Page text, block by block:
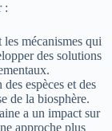
:
mécanismes qui
des solutions
espèces et des
de la biosphère.
a un impact sur
approche plus